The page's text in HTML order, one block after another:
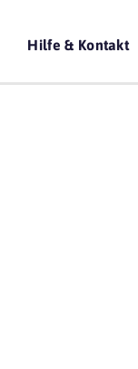
Hilfe & Kontakt